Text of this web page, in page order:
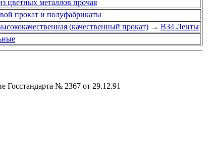
цветных металлов прочая
прокат и полуфабрикаты
(качественный прокат) → В34 Ленты
Госстандарта № 2367 от 29.12.91